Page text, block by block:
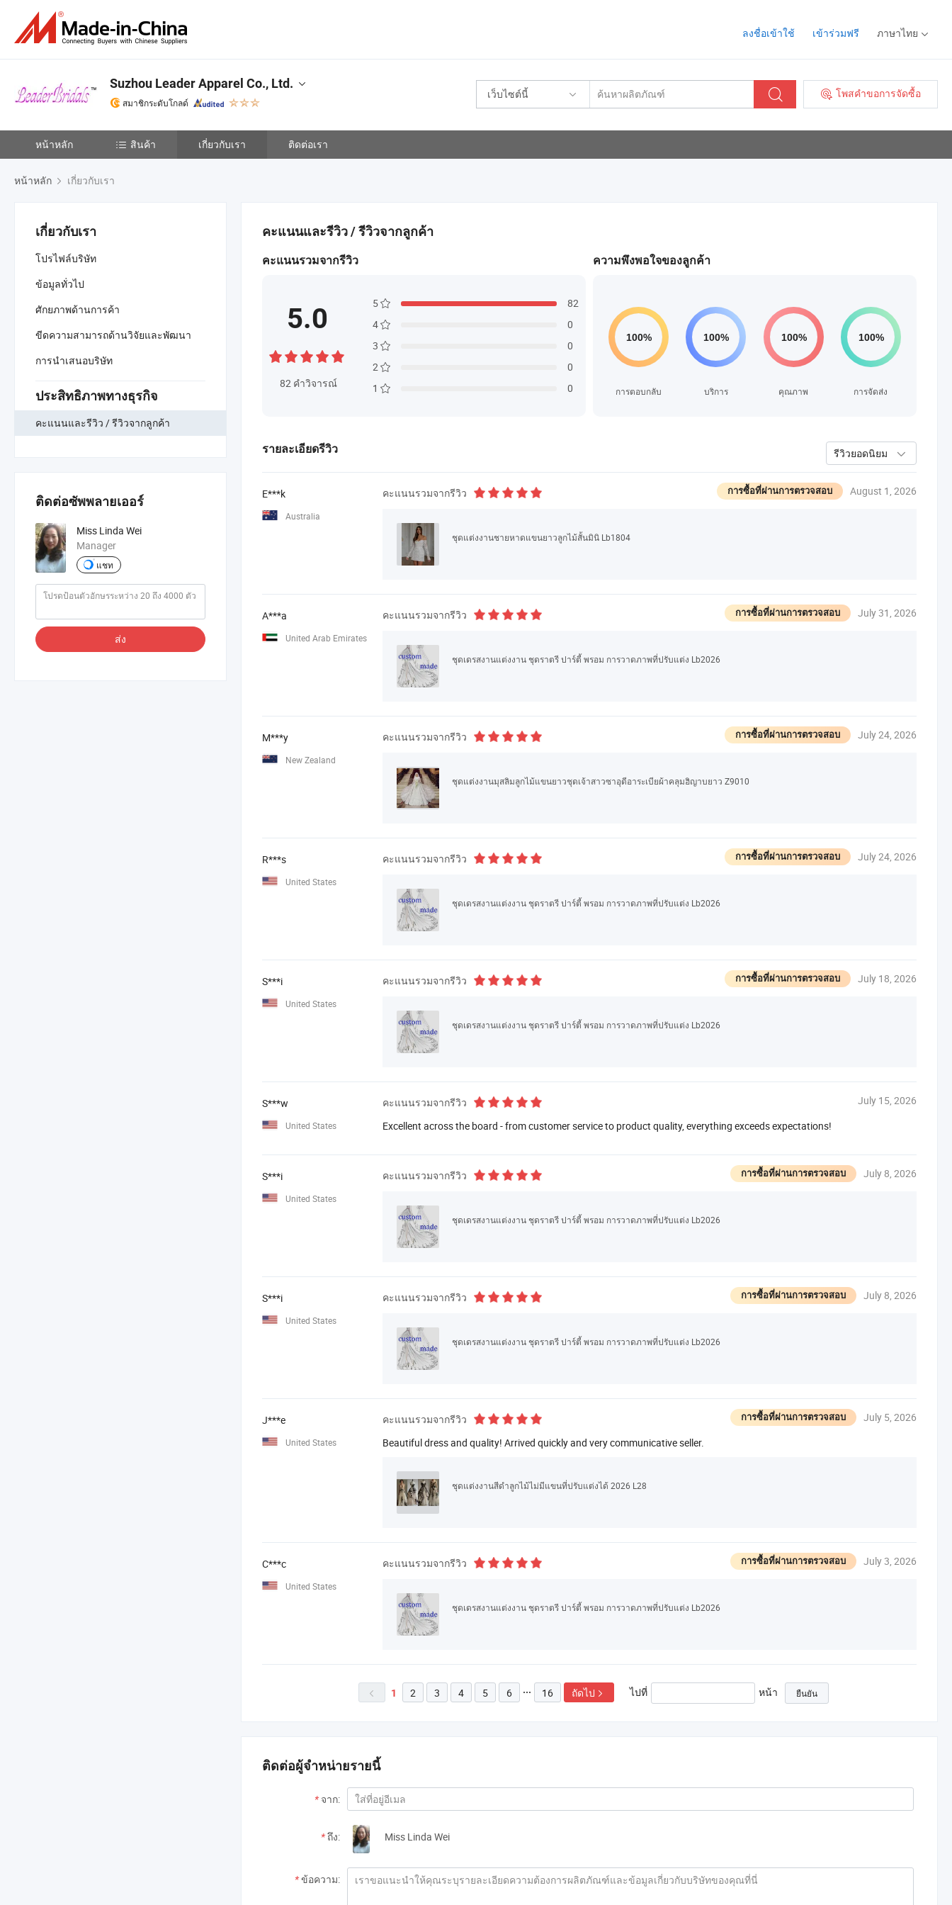
ลงชื่อเข้าใช้ เข้าร่วมฟรี ภาษาไทย
เว็บไซต์นี้ โพสคำขอการจัดซื้อ
Suzhou Leader Apparel Co., Ltd.
สมาชิกระดับโกลด์
หน้าหลัก สินค้า เกี่ยวกับเรา ติดต่อเรา
หน้าหลัก เกี่ยวกับเรา
เกี่ยวกับเรา
โปรไฟล์บริษัท
ข้อมูลทั่วไป
ศักยภาพด้านการค้า
ขีดความสามารถด้านวิจัยและพัฒนา
การนำเสนอบริษัท
ประสิทธิภาพทางธุรกิจ
คะแนนและรีวิว / รีวิวจากลูกค้า
ติดต่อซัพพลายเออร์
Miss Linda Wei
Manager
แชท
ส่ง
คะแนนและรีวิว / รีวิวจากลูกค้า
คะแนนรวมจากรีวิว
5.0
82 คำวิจารณ์
5
82
4
0
3
0
2
0
1
0
ความพึงพอใจของลูกค้า
การตอบกลับ บริการ คุณภาพ การจัดส่ง
รายละเอียดรีวิว รีวิวยอดนิยม
E***k
Australia
คะแนนรวมจากรีวิว การซื้อที่ผ่านการตรวจสอบ August 1, 2026
ชุดแต่งงานชายหาดแขนยาวลูกไม้สั้นมินิ Lb1804
A***a
United Arab Emirates
คะแนนรวมจากรีวิว การซื้อที่ผ่านการตรวจสอบ July 31, 2026
ชุดเดรสงานแต่งงาน ชุดราตรี ปาร์ตี้ พรอม การวาดภาพที่ปรับแต่ง Lb2026
M***y
New Zealand
คะแนนรวมจากรีวิว การซื้อที่ผ่านการตรวจสอบ July 24, 2026
ชุดแต่งงานมุสลิมลูกไม้แขนยาวชุดเจ้าสาวซาอุดีอาระเบียผ้าคลุมฮิญาบยาว Z9010
R***s
United States
คะแนนรวมจากรีวิว การซื้อที่ผ่านการตรวจสอบ July 24, 2026
ชุดเดรสงานแต่งงาน ชุดราตรี ปาร์ตี้ พรอม การวาดภาพที่ปรับแต่ง Lb2026
S***i
United States
คะแนนรวมจากรีวิว การซื้อที่ผ่านการตรวจสอบ July 18, 2026
ชุดเดรสงานแต่งงาน ชุดราตรี ปาร์ตี้ พรอม การวาดภาพที่ปรับแต่ง Lb2026
S***w
United States
คะแนนรวมจากรีวิว
July 15, 2026
Excellent across the board - from customer service to product quality, everything exceeds expectations!
S***i
United States
คะแนนรวมจากรีวิว การซื้อที่ผ่านการตรวจสอบ July 8, 2026
ชุดเดรสงานแต่งงาน ชุดราตรี ปาร์ตี้ พรอม การวาดภาพที่ปรับแต่ง Lb2026
S***i
United States
คะแนนรวมจากรีวิว การซื้อที่ผ่านการตรวจสอบ July 8, 2026
ชุดเดรสงานแต่งงาน ชุดราตรี ปาร์ตี้ พรอม การวาดภาพที่ปรับแต่ง Lb2026
J***e
United States
คะแนนรวมจากรีวิว การซื้อที่ผ่านการตรวจสอบ
July 5, 2026
Beautiful dress and quality! Arrived quickly and very communicative seller.
ชุดแต่งงานสีดำลูกไม้ไม่มีแขนที่ปรับแต่งได้ 2026 L28
C***c
United States
คะแนนรวมจากรีวิว การซื้อที่ผ่านการตรวจสอบ July 3, 2026
ชุดเดรสงานแต่งงาน ชุดราตรี ปาร์ตี้ พรอม การวาดภาพที่ปรับแต่ง Lb2026
 1 2 3 4 5 6  16 ถัดไป  ไปที่ หน้า ยืนยัน
ติดต่อผู้จำหน่ายรายนี้
* จาก:
*ถึง: Miss Linda Wei
*ข้อความ: